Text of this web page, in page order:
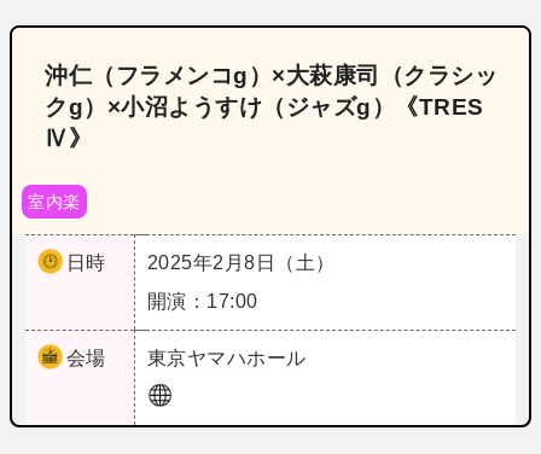
沖仁（フラメンコg）×大萩康司（クラシッ
クg）×小沼ようすけ（ジャズg）《TRES
Ⅳ》
室内楽
日時
2025年2月8日（土）
開演：17:00
会場 東京ヤマハホール